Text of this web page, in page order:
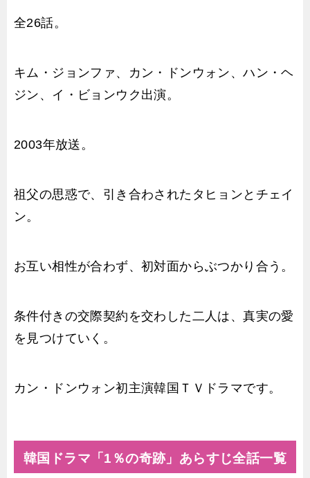
全26話。
キム・ジョンファ、カン・ドンウォン、ハン・ヘ
ジン、イ・ビョンウク出演。
2003年放送。
祖父の思惑で、引き合わされたタヒョンとチェイ
ン。
お互い相性が合わず、初対面からぶつかり合う。
条件付きの交際契約を交わした二人は、真実の愛
を見つけていく。
カン・ドンウォン初主演韓国ＴＶドラマです。
韓国ドラマ「1％の奇跡」あらすじ全話一覧